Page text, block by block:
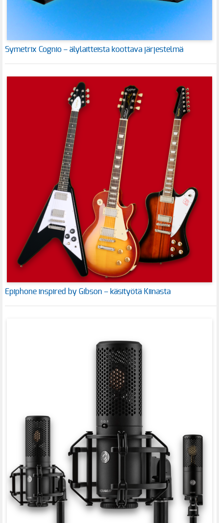
Symetrix Cognio – älylaitteista koottava järjestelmä
Epiphone inspired by Gibson – käsityötä Kiinasta